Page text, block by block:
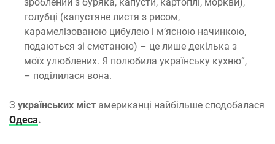
голубці (капустяне листя з рисом,
карамелізованою цибулею і м’ясною начинкою,
подаються зі сметаною) – це лише декілька з
моїх улюблених. Я полюбила українську кухню”,
– поділилася вона.
З українських міст американці найбільше сподобалася
Одеса.